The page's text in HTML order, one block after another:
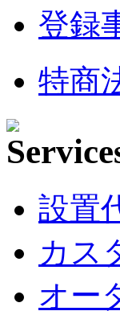
登録
特商
設置
カス
オー